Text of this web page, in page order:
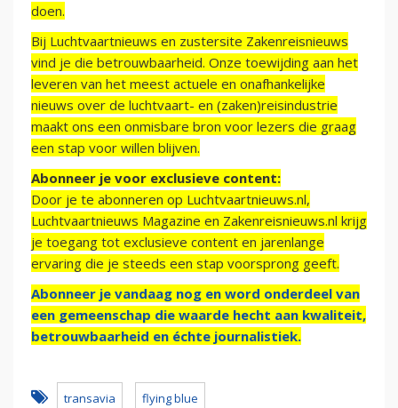
doen.
Bij Luchtvaartnieuws en zustersite Zakenreisnieuws
vind je die betrouwbaarheid. Onze toewijding aan het
leveren van het meest actuele en onafhankelijke
nieuws over de luchtvaart- en (zaken)reisindustrie
maakt ons een onmisbare bron voor lezers die graag
een stap voor willen blijven.
Abonneer je voor exclusieve content:
Door je te abonneren op Luchtvaartnieuws.nl,
Luchtvaartnieuws Magazine en Zakenreisnieuws.nl krijg
je toegang tot exclusieve content en jarenlange
ervaring die je steeds een stap voorsprong geeft.
Abonneer je vandaag nog en word onderdeel van
een gemeenschap die waarde hecht aan kwaliteit,
betrouwbaarheid en échte journalistiek.
transavia flying blue